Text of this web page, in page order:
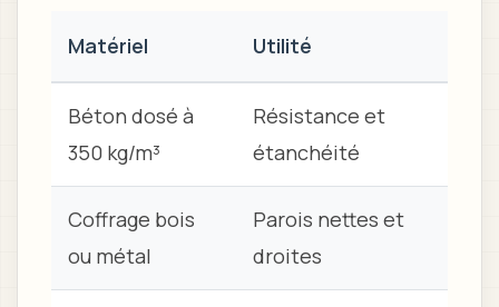
Matériel Utilité
Béton dosé à
350 kg/m³
Résistance et
étanchéité
Coffrage bois
ou métal
Parois nettes et
droites